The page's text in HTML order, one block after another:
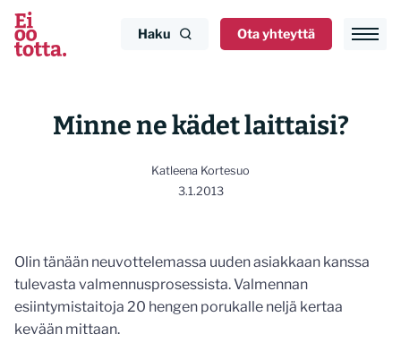
Siirry
sisältöön
Haku Ota yhteyttä
Minne ne kädet laittaisi?
Katleena Kortesuo
3.1.2013
Olin tänään neuvottelemassa uuden asiakkaan kanssa
tulevasta valmennusprosessista. Valmennan
esiintymistaitoja 20 hengen porukalle neljä kertaa
kevään mittaan.